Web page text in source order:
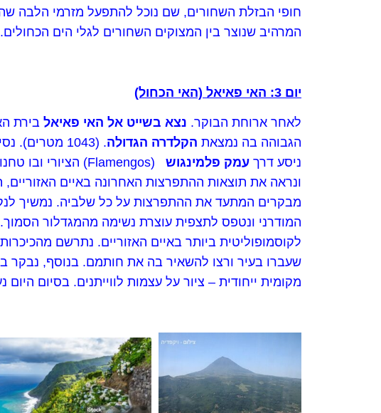
חופי הבזלת השחורים, שם נוכל להתפעל מזרמי הלבה
המרהיב שנוצר בין המצוקים השחורים לגלי הים הכחולים.
יום 3: האי פאיאל (האי הכחול)
לאחר ארוחת הבוקר. נצא בשייט אל האי פאיאל בירת
הגבוהה בה נמצאת הקלדרה הגדולה
. (1043
ניסע דרך עמק פלמינגוש (Flamengos) הציורי ובו טחנות קמח צבעוניות שהוקמו ע"י מתיישבים פלמים במאה ה 15. נבקר
ונראה את תוצאות ההתפרצות האחרונה באיים
מבקרים המתעד את ההתפרצות על כל שלביה. נמשיך
המודרני ונטפס לתצפית עוצרת נשימה מהמגדלור
לקוסמופוליטית ביותר באיים האזוריים. נתרשם
שעברו בעיר ורצו להשאיר בה את חותמם. בנוסף, נבקר
מקומית ייחודית – ציור על עצמות לווייתנים. בסיום